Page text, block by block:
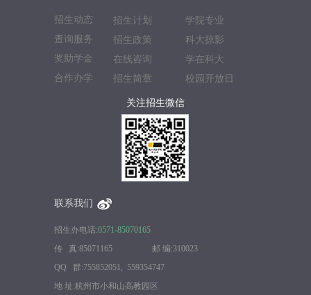
招生动态
查询服务
奖助学金
合作办学
招生计划
招生政策
在线咨询
招生简章
学院专业
科大掠影
学在科大
校园开放日
关注招生微信
联系我们
招生办电话:0571-85070165
传 真:85071165 邮 编:310023
QQ 群:755852051, 559354747
地 址:杭州市小和山高教园区